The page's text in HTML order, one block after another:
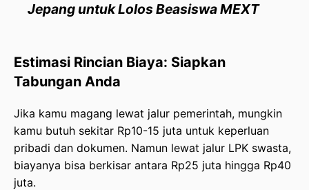
Jepang untuk Lolos Beasiswa MEXT
Estimasi Rincian Biaya: Siapkan
Tabungan Anda
Jika kamu magang lewat jalur pemerintah, mungkin
kamu butuh sekitar Rp10-15 juta untuk keperluan
pribadi dan dokumen. Namun lewat jalur LPK swasta,
biayanya bisa berkisar antara Rp25 juta hingga Rp40
juta.